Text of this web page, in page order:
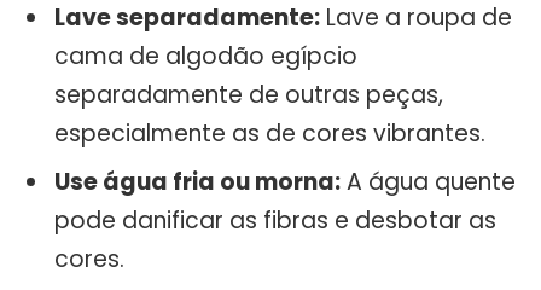
Lave separadamente: Lave a roupa de
cama de algodão egípcio
separadamente de outras peças,
especialmente as de cores vibrantes.
Use água fria ou morna:A água quente
pode danificar as fibras e desbotar as
cores.